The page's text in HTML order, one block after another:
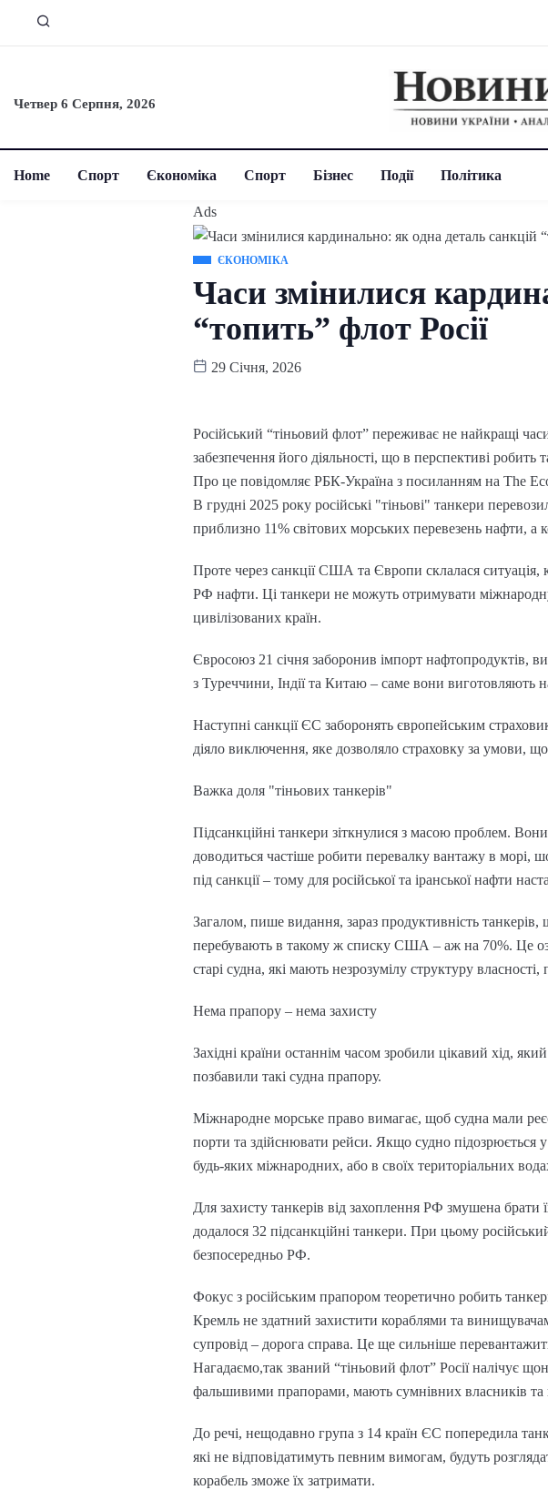
Четвер 6 Серпня, 2026
Home Спорт Єкономіка Спорт Бізнес Події Політика
Ads
ЄКОНОМІКА
Часи змінилися
“топить” флот Росії
29 Січня, 2026
Російський “тіньовий флот” переживає не найкращі
забезпечення його діяльності, що в перспективі
Про це повідомляє РБК-Україна з посиланням на The
В грудні 2025 року російські "тіньові" танкери
приблизно 11% світових морських перевезень нафти, а
Проте через санкції США та Європи склалася
РФ нафти. Ці танкери не можуть отримувати
цивілізованих країн.
Євросоюз 21 січня заборонив імпорт нафтопродуктів,
з Туреччини, Індії та Китаю – саме вони виготовляють
Наступні санкції ЄС заборонять європейським
діяло виключення, яке дозволяло страховку за умови,
Важка доля "тіньових танкерів"
Підсанкційні танкери зіткнулися з масою проблем.
доводиться частіше робити перевалку вантажу в
під санкції – тому для російської та іранської нафти
Загалом, пише видання, зараз продуктивність
перебувають в такому ж списку США – аж на 70%. Це
старі судна, які мають незрозумілу структуру
Нема прапору – нема захисту
Західні країни останнім часом зробили цікавий хід,
позбавили такі судна прапору.
Міжнародне морське право вимагає, щоб судна мали
порти та здійснювати рейси. Якщо судно підозрюється
будь-яких міжнародних, або в своїх територіальних
Для захисту танкерів від захоплення РФ змушена брати
додалося 32 підсанкційні танкери. При цьому
безпосередньо РФ.
Фокус з російським прапором теоретично робить
Кремль не здатний захистити кораблями та
супровід – дорога справа. Це ще сильніше
Нагадаємо,так званий “тіньовий флот” Росії налічує
фальшивими прапорами, мають сумнівних власників та
До речі, нещодавно група з 14 країн ЄС попередила
які не відповідатимуть певним вимогам, будуть
корабель зможе їх затримати.